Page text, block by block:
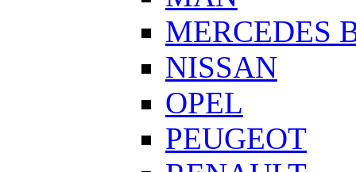
MERCEDES
NISSAN
OPEL
PEUGEOT